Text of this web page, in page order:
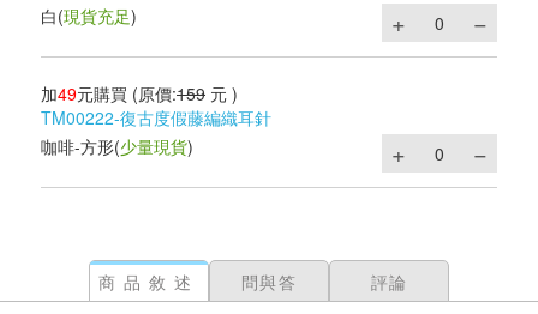
白(現貨充足)
加49元購買 (原價:159 元 )
TM00222-復古度假藤編織耳針
咖啡-方形(少量現貨)
商品敘述 問與答 評論